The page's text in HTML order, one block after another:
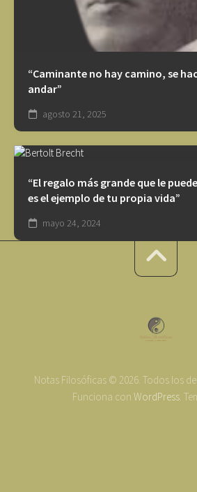
“Caminante no hay camino, se
andar”
agosto 21, 2025
“El regalo más grande que le
es el ejemplo de tu propia vida”
mayo 24, 2024
Notas Filosóficas © 2026. Todos los
Funciona con WordPress .